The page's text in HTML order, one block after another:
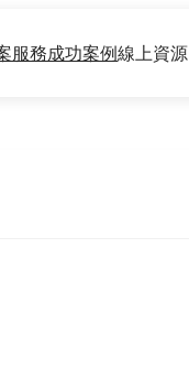
服務成功案例線上資源